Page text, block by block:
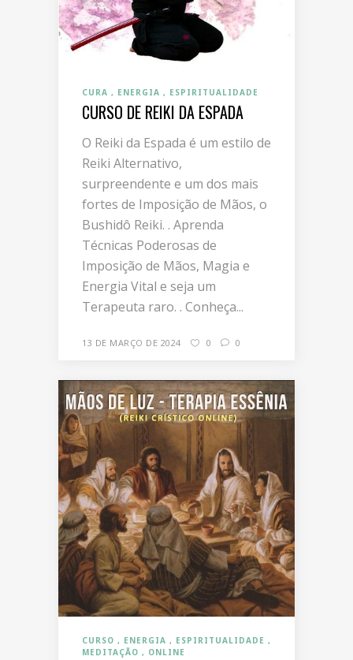
CURA ENERGIA ESPIRITUALIDADE
CURSO DE REIKI DA ESPADA
O Reiki da Espada é um estilo de
Reiki Alternativo,
surpreendente e um dos mais
fortes de Imposição de Mãos, o
Bushidô Reiki. . Aprenda
Técnicas Poderosas de
Imposição de Mãos, Magia e
Energia Vital e seja um
Terapeuta raro. . Conheça...
13 DE MARÇO DE 2024 0 0
CURSO ENERGIA
ESPIRITUALIDADE
MEDITAÇÃO
ONLINE